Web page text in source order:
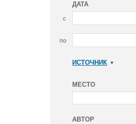
ДАТА
с
по
ИСТОЧНИК
МЕСТО
АВТОР